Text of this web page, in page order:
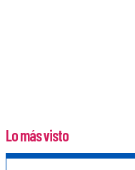
Lo más visto